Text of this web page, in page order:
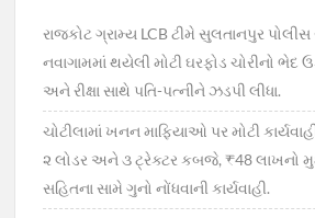
રાજકોટ ગ્રામ્ય LCB ટીમે સુલતાનપુર પોલીસ
નવાગામમાં થયેલી મોટી ઘરફોડ ચોરીનો ભેદ
અને રીક્ષા સાથે પતિ-પત્નીને ઝડપી લીધા.
ચોટીલામાં ખનન માફિયાઓ પર મોટી
૨ લોડર અને ૩ ટ્રેક્ટર કબજે, ₹48 લાખનો
સહિતના સામે ગુનો નોંધવાની કાર્યવાહી.